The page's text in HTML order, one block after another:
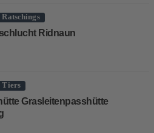
Ratschings
Ridnaun
Tiers
Grasleitenpasshütte